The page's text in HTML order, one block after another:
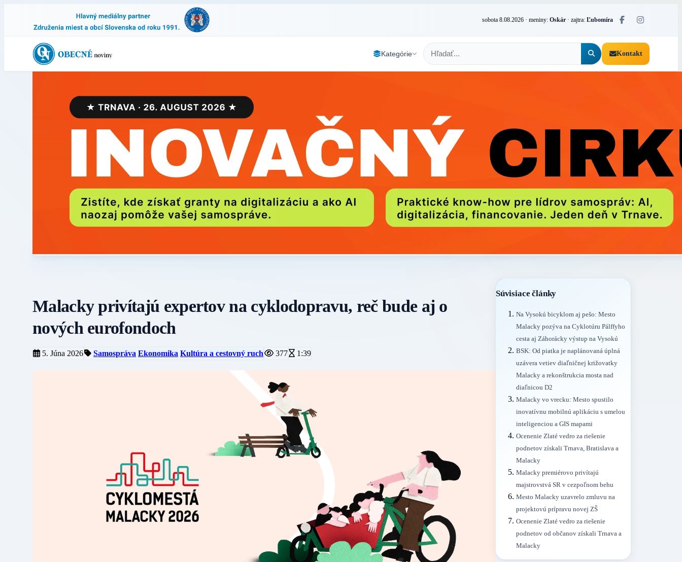
sobota 8.08.2026 · meniny: Oskár · zajtra: Ľubomíra
Kategórie Kontakt
Malacky privítajú expertov na cyklodopravu, reč bude aj o
nových eurofondoch
5. Júna 2026 Samospráva Ekonomika Kultúra a cestovný ruch 377 1:39
Súvisiace články
Na Vysokú bicyklom aj pešo: Mesto
Malacky pozýva na Cyklotúru Pálffyho
cesta aj Záhorácky výstup na Vysokú
BSK: Od piatka je naplánovaná úplná
uzávera vetiev diaľničnej križovatky
Malacky a rekonštrukcia mosta nad
diaľnicou D2
Malacky vo vrecku: Mesto spustilo
inovatívnu mobilnú aplikáciu s umelou
inteligenciou a GIS mapami
Ocenenie Zlaté vedro za riešenie
podnetov získali Trnava, Bratislava a
Malacky
Malacky premiérovo privítajú
majstrovstvá SR v cezpoľnom behu
Mesto Malacky uzavrelo zmluvu na
projektovú prípravu novej ZŠ
Ocenenie Zlaté vedro za riešenie
podnetov od občanov získali Trnava a
Malacky